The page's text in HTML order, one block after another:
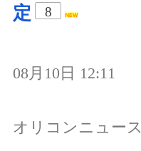
定
8
08月10日 12:11
オリコンニュース